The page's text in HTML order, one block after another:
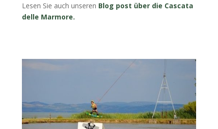
Lesen Sie auch unseren Blog post über die Cascata
delle Marmore.